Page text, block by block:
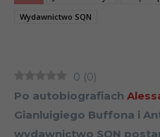
Wydawnictwo SQN
0 (0)
Po autobiografiach
Gianluigiego Buffona i
wydawnictwo SQN